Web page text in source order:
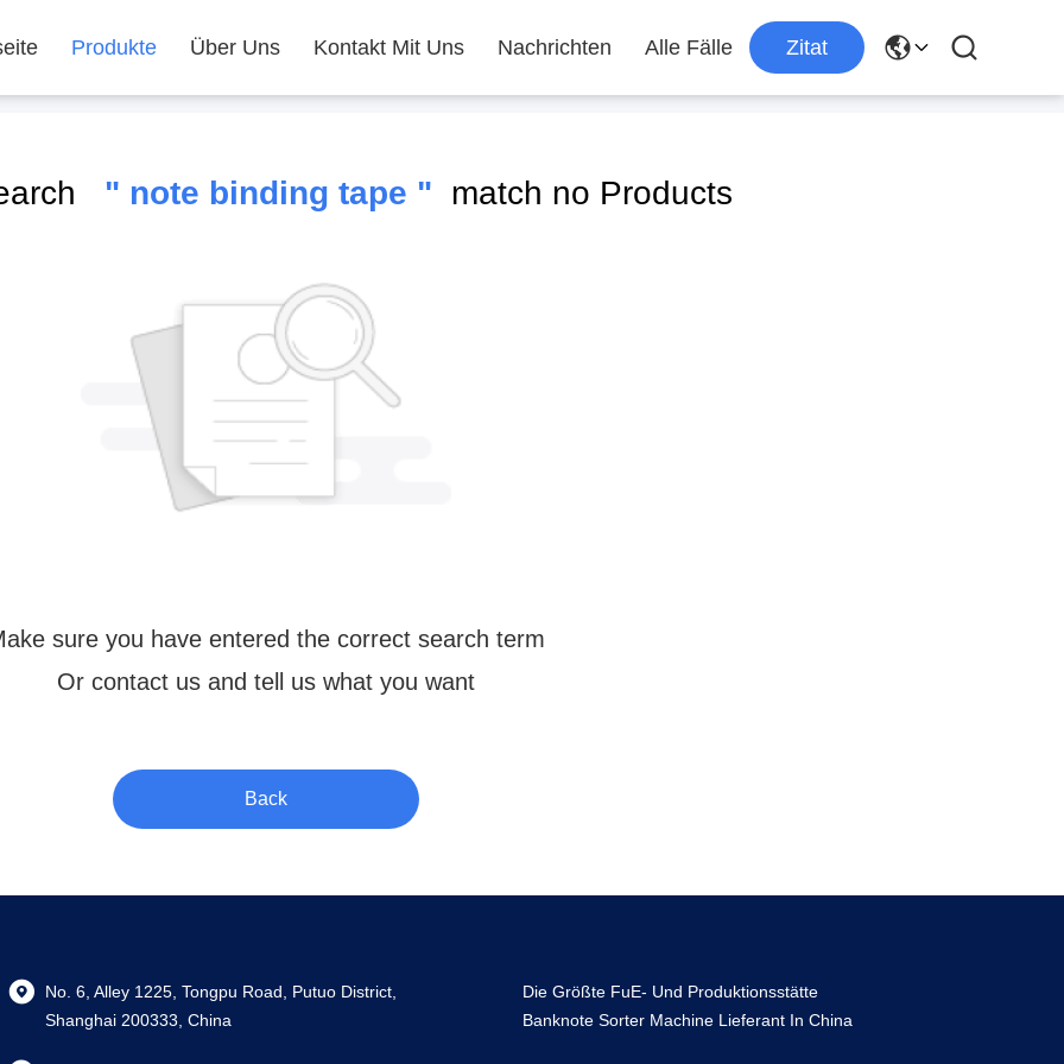
Produkte Über Uns Kontakt Mit Uns Nachrichten Alle Fälle Zitat
" note binding tape " match no Products
sure you have entered the correct search term
Or contact us and tell us what you want
Back
No. 6, Alley 1225, Tongpu Road, Putuo District,
Shanghai 200333, China
Die Größte FuE- Und Produktionsstätte
Banknote Sorter Machine Lieferant In China